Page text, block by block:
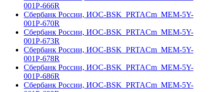
001Р-666R
Сбербанк России, ИОС-BSK_PRTACm_MEM-5Y-
001Р-670R
Сбербанк России, ИОС-BSK_PRTACm_MEM-5Y-
001Р-673R
Сбербанк России, ИОС-BSK_PRTACm_MEM-5Y-
001Р-678R
Сбербанк России, ИОС-BSK_PRTACm_MEM-5Y-
001Р-686R
Сбербанк России, ИОС-BSK_PRTACm_MEM-5Y-